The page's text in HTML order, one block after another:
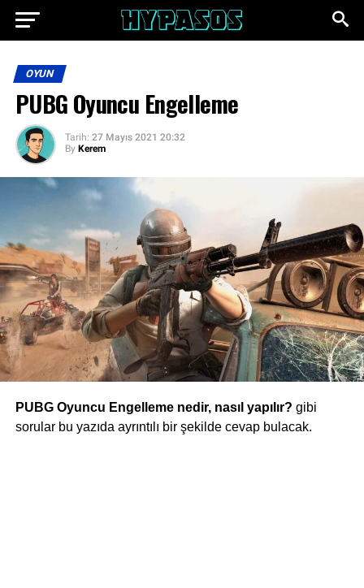
OYUN
PUBG Oyuncu Engelleme
Tarih: 27 Mayıs 2021 20:32
By Kerem
PUBG Oyuncu Engelleme nedir, nasıl yapılır? gibi
sorular bu yazıda ayrıntılı bir şekilde cevap bulacak.